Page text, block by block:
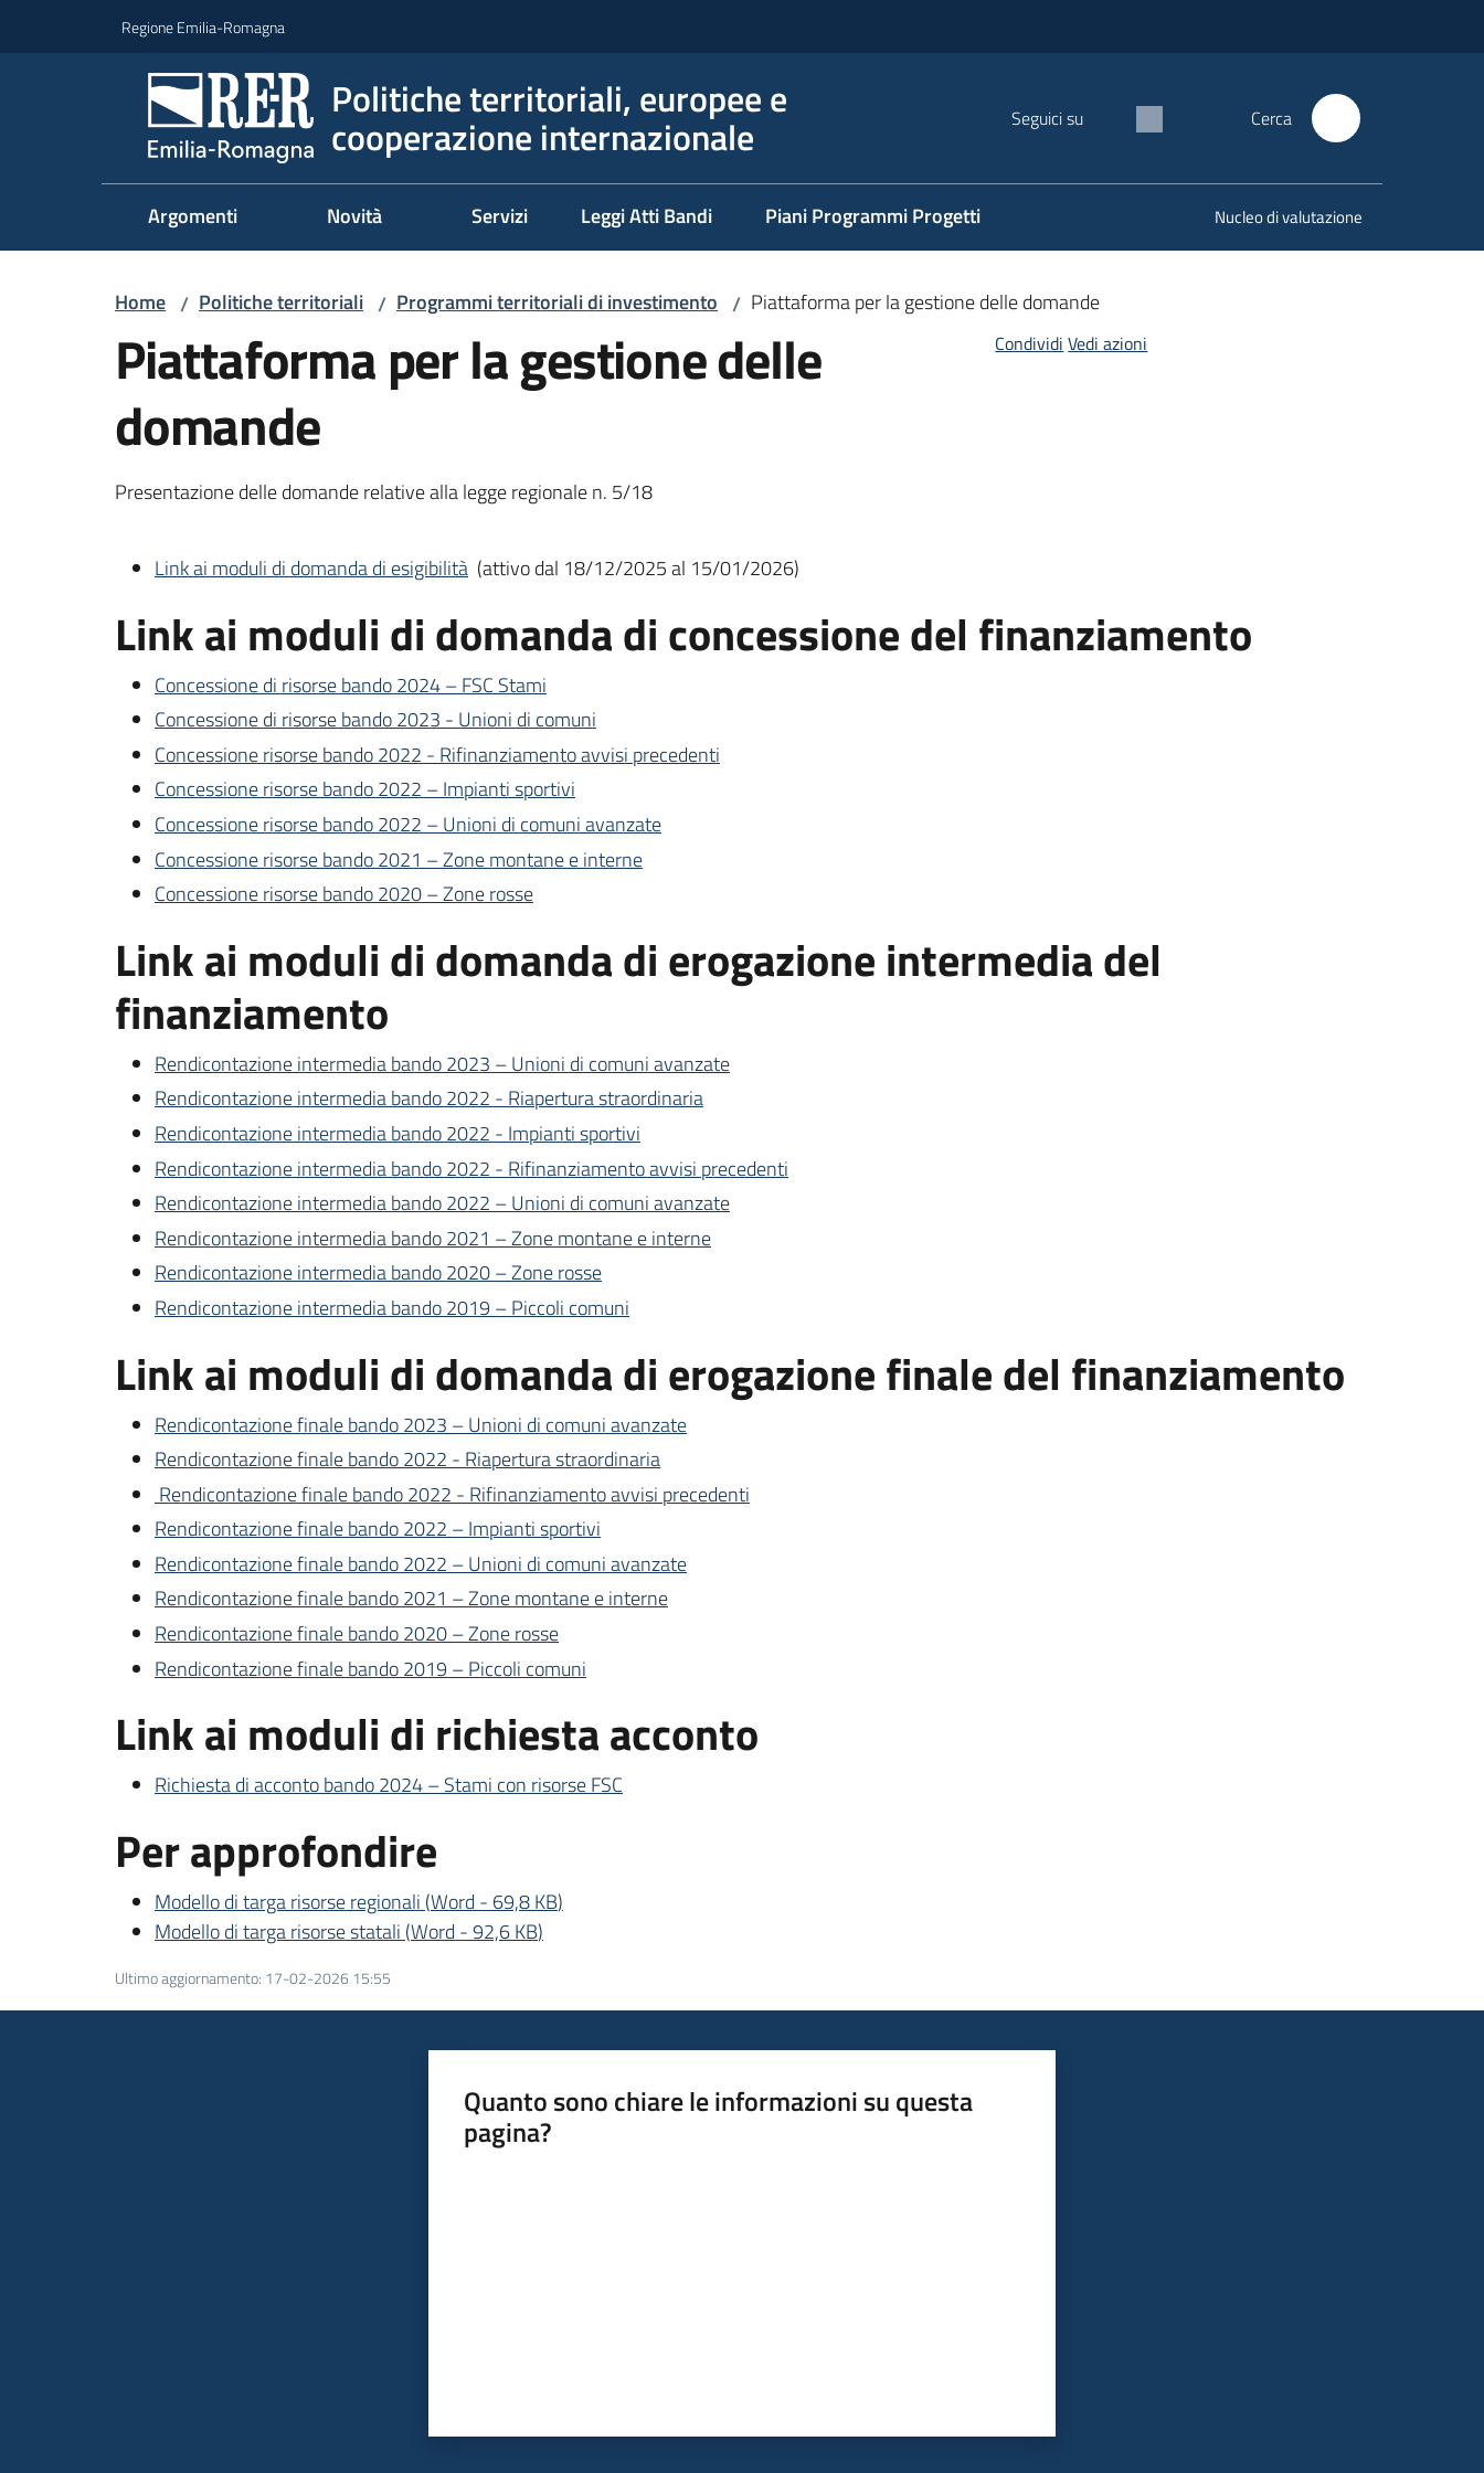
Regione Emilia-Romagna
Politiche territoriali, europee e
cooperazione internazionale Seguici su Cerca
Argomenti Novità Servizi Leggi Atti Bandi Piani Programmi Progetti Nucleo di valutazione
Home / Politiche territoriali / Programmi territoriali di investimento / Piattaforma per la gestione delle domande
Piattaforma per la gestione delle
domande
Presentazione delle domande relative alla legge regionale n. 5/18
Condividi Vedi azioni
Link ai moduli di domanda di esigibilità (attivo dal 18/12/2025 al 15/01/2026)
Link ai moduli di domanda di concessione del finanziamento
Concessione di risorse bando 2024 – FSC Stami
Concessione di risorse bando 2023 - Unioni di comuni
Concessione risorse bando 2022 - Rifinanziamento avvisi precedenti
Concessione risorse bando 2022 – Impianti sportivi
Concessione risorse bando 2022 – Unioni di comuni avanzate
Concessione risorse bando 2021 – Zone montane e interne
Concessione risorse bando 2020 – Zone rosse
Link ai moduli di domanda di erogazione intermedia del
finanziamento
Rendicontazione intermedia bando 2023 – Unioni di comuni avanzate
Rendicontazione intermedia bando 2022 - Riapertura straordinaria
Rendicontazione intermedia bando 2022 - Impianti sportivi
Rendicontazione intermedia bando 2022 - Rifinanziamento avvisi precedenti
Rendicontazione intermedia bando 2022 – Unioni di comuni avanzate
Rendicontazione intermedia bando 2021 – Zone montane e interne
Rendicontazione intermedia bando 2020 – Zone rosse
Rendicontazione intermedia bando 2019 – Piccoli comuni
Link ai moduli di domanda di erogazione finale del finanziamento
Rendicontazione finale bando 2023 – Unioni di comuni avanzate
Rendicontazione finale bando 2022 - Riapertura straordinaria
Rendicontazione finale bando 2022 - Rifinanziamento avvisi precedenti
Rendicontazione finale bando 2022 – Impianti sportivi
Rendicontazione finale bando 2022 – Unioni di comuni avanzate
Rendicontazione finale bando 2021 – Zone montane e interne
Rendicontazione finale bando 2020 – Zone rosse
Rendicontazione finale bando 2019 – Piccoli comuni
Link ai moduli di richiesta acconto
Richiesta di acconto bando 2024 – Stami con risorse FSC
Per approfondire
Modello di targa risorse regionali (Word - 69,8 KB)
Modello di targa risorse statali (Word -92,6 KB)
Ultimo aggiornamento: 17-02-2026 15:55
Quanto sono chiare le informazioni su questa
pagina?